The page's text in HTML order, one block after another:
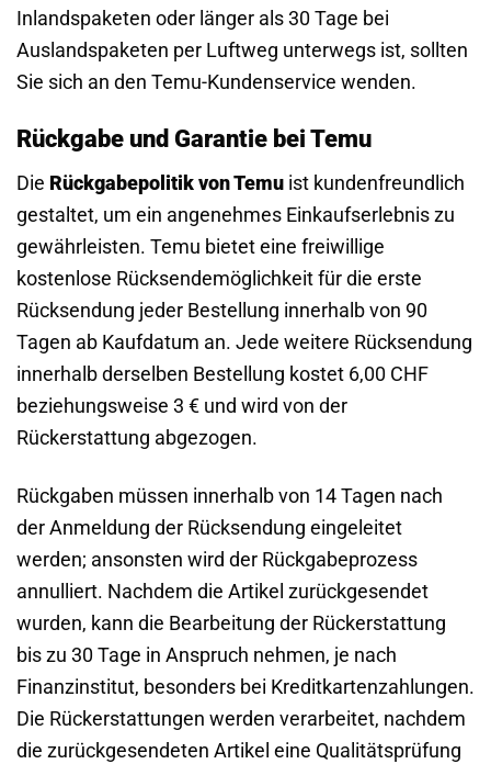
Inlandspaketen oder länger als 30 Tage bei
Auslandspaketen per Luftweg unterwegs ist, sollten
Sie sich an den Temu-Kundenservice wenden.
Rückgabe und Garantie bei Temu
Die Rückgabepolitik von Temu ist kundenfreundlich
gestaltet, um ein angenehmes Einkaufserlebnis zu
gewährleisten. Temu bietet eine freiwillige
kostenlose Rücksendemöglichkeit für die erste
Rücksendung jeder Bestellung innerhalb von 90
Tagen ab Kaufdatum an. Jede weitere Rücksendung
innerhalb derselben Bestellung kostet 6,00 CHF
beziehungsweise 3 € und wird von der
Rückerstattung abgezogen.
Rückgaben müssen innerhalb von 14 Tagen nach
der Anmeldung der Rücksendung eingeleitet
werden; ansonsten wird der Rückgabeprozess
annulliert. Nachdem die Artikel zurückgesendet
wurden, kann die Bearbeitung der Rückerstattung
bis zu 30 Tage in Anspruch nehmen, je nach
Finanzinstitut, besonders bei Kreditkartenzahlungen.
Die Rückerstattungen werden verarbeitet, nachdem
die zurückgesendeten Artikel eine Qualitätsprüfung